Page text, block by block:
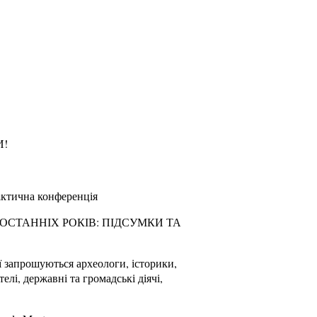
конференція
РОКІВ: ПІДСУМКИ ТА
запрошуються археологи, історики,
державні та громадські діячі,